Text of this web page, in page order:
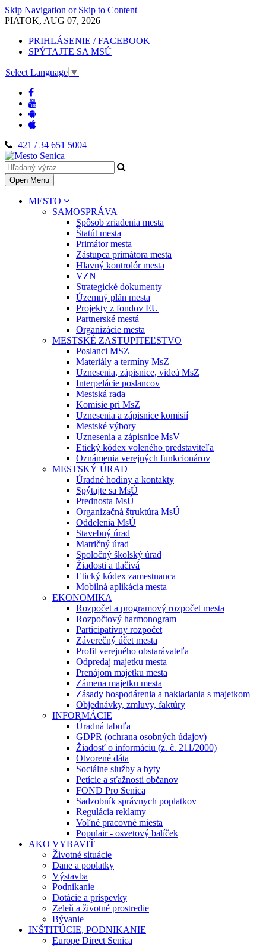
Skip Navigation or Skip to Content
PIATOK, AUG 07, 2026
PRIHLÁSENIE / FACEBOOK
SPÝTAJTE SA MSÚ
Select Language ▼
+421 / 34 651 5004
Open Menu
MESTO
SAMOSPRÁVA
Spôsob zriadenia mesta
Štatút mesta
Primátor mesta
Zástupca primátora mesta
Hlavný kontrolór mesta
VZN
Strategické dokumenty
Územný plán mesta
Projekty z fondov EU
Partnerské mestá
Organizácie mesta
MESTSKÉ ZASTUPITEĽSTVO
Poslanci MSZ
Materiály a termíny MsZ
Uznesenia, zápisnice, videá MsZ
Interpelácie poslancov
Mestská rada
Komisie pri MsZ
Uznesenia a zápisnice komisií
Mestské výbory
Uznesenia a zápisnice MsV
Etický kódex voleného predstaviteľa
Oznámenia verejných funkcionárov
MESTSKÝ ÚRAD
Úradné hodiny a kontakty
Spýtajte sa MsÚ
Prednosta MsÚ
Organizačná štruktúra MsÚ
Oddelenia MsÚ
Stavebný úrad
Matričný úrad
Spoločný školský úrad
Žiadosti a tlačivá
Etický kódex zamestnanca
Mobilná aplikácia mesta
EKONOMIKA
Rozpočet a programový rozpočet mesta
Rozpočtový harmonogram
Participatívny rozpočet
Záverečný účet mesta
Profil verejného obstarávateľa
Odpredaj majetku mesta
Prenájom majetku mesta
Zámena majetku mesta
Zásady hospodárenia a nakladania s majetkom
Objednávky, zmluvy, faktúry
INFORMÁCIE
Úradná tabuľa
GDPR (ochrana osobných údajov)
Žiadosť o informáciu (z. č. 211/2000)
Otvorené dáta
Sociálne služby a byty
Petície a sťažnosti občanov
FOND Pro Senica
Sadzobník správnych poplatkov
Regulácia reklamy
Voľné pracovné miesta
Populair - osvetový balíček
AKO VYBAVIŤ
Životné situácie
Dane a poplatky
Výstavba
Podnikanie
Dotácie a príspevky
Zeleň a životné prostredie
Bývanie
INŠTITÚCIE, PODNIKANIE
Europe Direct Senica